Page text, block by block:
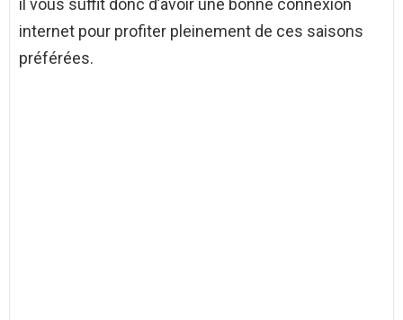
internet pour profiter pleinement de ces saisons
préférées.